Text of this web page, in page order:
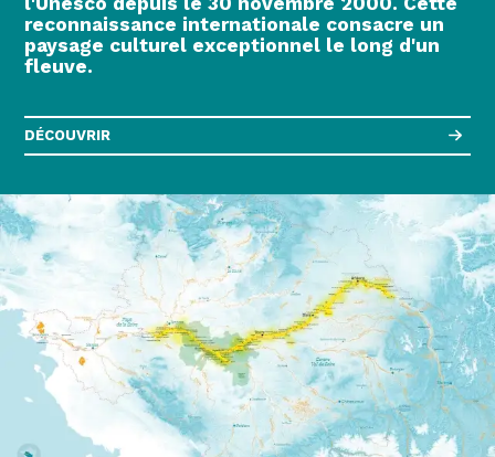
reconnaissance internationale consacre un
paysage culturel exceptionnel le long d'un
fleuve.
DÉCOUVRIR